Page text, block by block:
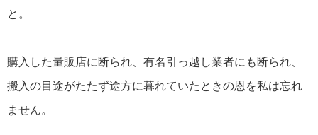
と。
購入した量販店に断られ、有名引っ越し業者にも断られ、
搬入の目途がたたず途方に暮れていたときの恩を私は忘れ
ません。